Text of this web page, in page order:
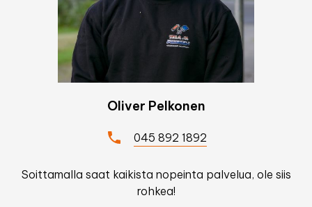
Oliver Pelkonen
045 892 1892
Soittamalla saat kaikista nopeinta palvelua, ole siis
rohkea!